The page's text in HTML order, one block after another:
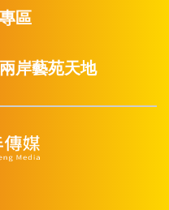
專區
兩岸藝苑天地